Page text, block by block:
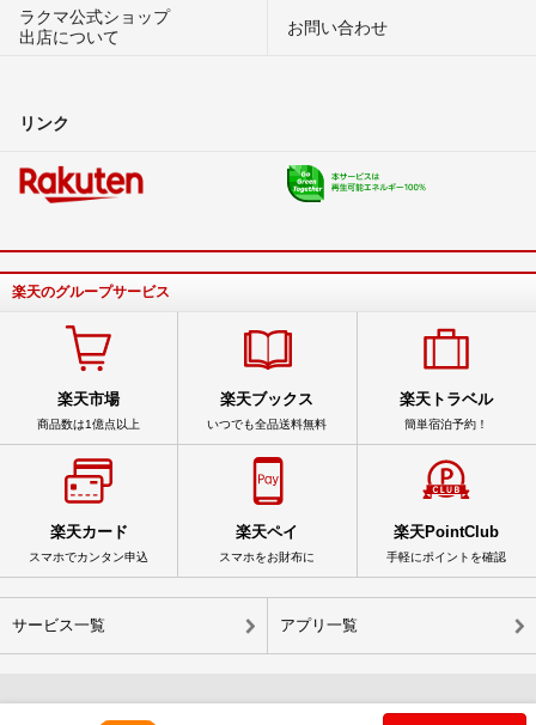
ラクマ公式ショップ
出店について
お問い合わせ
リンク
楽天のグループサービス
楽天市場
商品数は1億点以上
楽天ブックス
いつでも全品送料無料
楽天トラベル
簡単宿泊予約！
楽天カード
スマホでカンタン申込
楽天ペイ
スマホをお財布に
楽天PointClub
手軽にポイントを確認
サービス一覧 アプリ一覧